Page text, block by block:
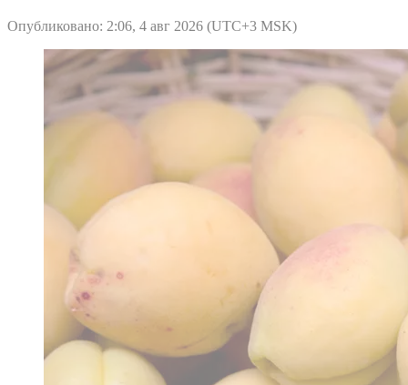
Опубликовано: 2:06, 4 авг 2026 (UTC+3 MSK)